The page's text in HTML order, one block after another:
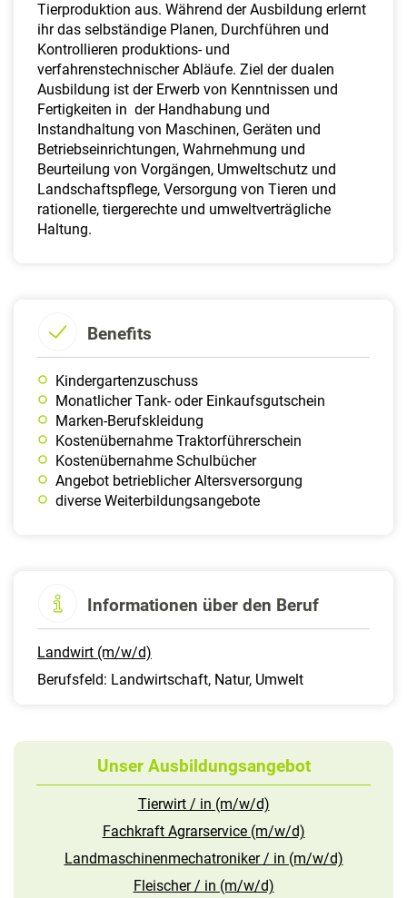
Tierproduktion aus. Während der Ausbildung erlernt
ihr das selbständige Planen, Durchführen und
Kontrollieren produktions- und
verfahrenstechnischer Abläufe. Ziel der dualen
Ausbildung ist der Erwerb von Kenntnissen und
Fertigkeiten in der Handhabung und
Instandhaltung von Maschinen, Geräten und
Betriebseinrichtungen, Wahrnehmung und
Beurteilung von Vorgängen, Umweltschutz und
Landschaftspflege, Versorgung von Tieren und
rationelle, tiergerechte und umweltverträgliche
Haltung.
Benefits
Kindergartenzuschuss
Monatlicher Tank- oder Einkaufsgutschein
Marken-Berufskleidung
Kostenübernahme Traktorführerschein
Kostenübernahme Schulbücher
Angebot betrieblicher Altersversorgung
diverse Weiterbildungsangebote
Informationen über den Beruf
Landwirt (m/w/d)
Berufsfeld: Landwirtschaft, Natur, Umwelt
Unser Ausbildungsangebot
Tierwirt / in (m/w/d)
Fachkraft Agrarservice (m/w/d)
Landmaschinenmechatroniker / in (m/w/d)
Fleischer / in (m/w/d)